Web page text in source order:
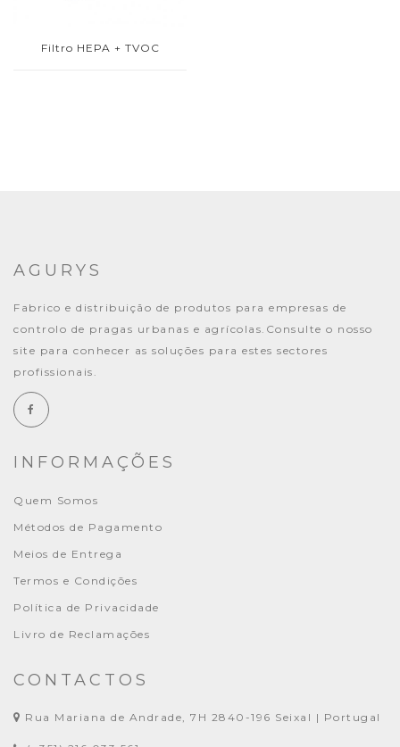
Filtro HEPA + TVOC
AGURYS
Fabrico e distribuição de produtos para empresas de
controlo de pragas urbanas e agrícolas.Consulte o nosso
site para conhecer as soluções para estes sectores
profissionais.
INFORMAÇÕES
Quem Somos
Métodos de Pagamento
Meios de Entrega
Termos e Condições
Política de Privacidade
Livro de Reclamações
CONTACTOS
Rua Mariana de Andrade, 7H 2840-196 Seixal | Portugal